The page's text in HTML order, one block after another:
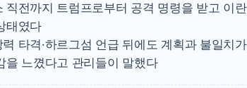
직전까지 트럼프로부터 공격 명령을 받고 이
태였다
타격·하르그섬 언급 뒤에도 계획과 불일치
을 느꼈다고 관리들이 말했다